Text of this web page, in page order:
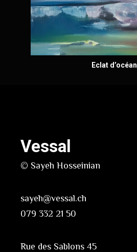
Eclat d’océan
Vessal
© Sayeh Hosseinian
sayeh@vessal.ch
079 332 21 50
Rue des Sablons 45